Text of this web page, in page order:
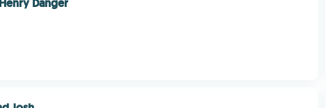
Danger